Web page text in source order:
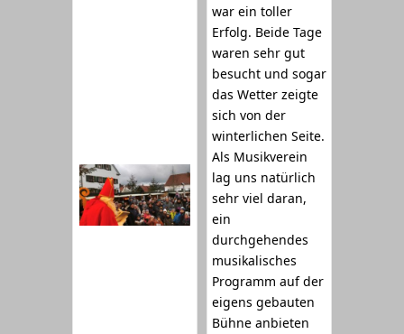
war ein toller
Erfolg. Beide Tage
waren sehr gut
besucht und sogar
das Wetter zeigte
sich von der
winterlichen Seite.
Als Musikverein
lag uns natürlich
sehr viel daran,
ein
durchgehendes
musikalisches
Programm auf der
eigens gebauten
Bühne anbieten